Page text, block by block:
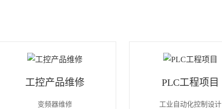
工控产品维修
变频器维修
PLC工程项目
工业自动化控制设计